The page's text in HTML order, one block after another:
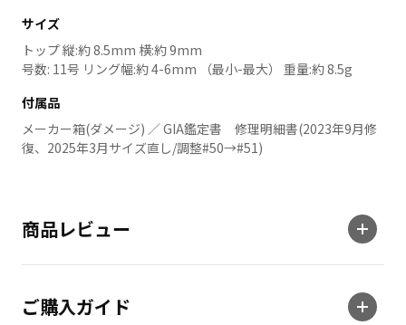
サイズ
トップ 縦:約 8.5mm 横:約 9mm
号数: 11号 リング幅:約 4-6mm （最小-最大） 重量:約 8.5g
付属品
メーカー箱(ダメージ) ／ GIA鑑定書 修理明細書(2023年9月修
復、2025年3月サイズ直し/調整#50→#51)
商品レビュー
ご購入ガイド